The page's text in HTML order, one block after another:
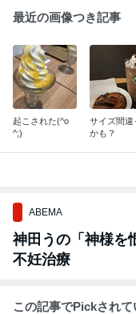
最近の画像つき記事
起こされた(^o
^;)
サイズ間違
かも？
ABEMA
神田うの「神様を
不妊治療
この記事でPickされて